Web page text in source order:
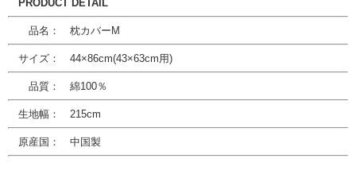
PRODUCT DETAIL
品名： 枕カバーM
サイズ： 44×86cm(43×63cm用)
品質： 綿100％
生地幅： 215cm
原産国： 中国製